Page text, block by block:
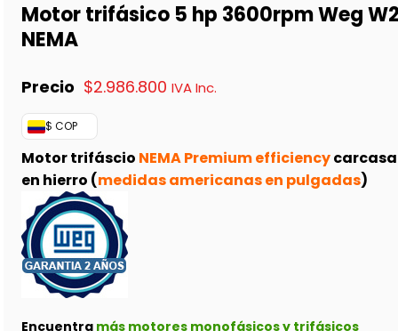
Motor trifásico 5 hp 3600rpm Weg
NEMA
$2.986.800 IVA Inc.
$ COP
Motor trifáscio NEMA Premium efficiencycarcasa
en hierro (medidas americanas en pulgadas)
Encuentra más motores monofásicos y trifásicos